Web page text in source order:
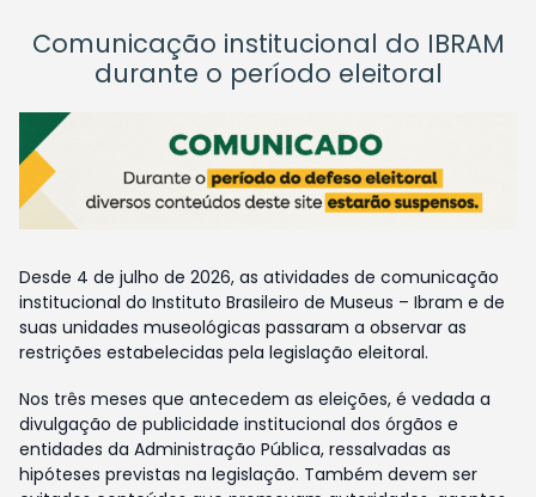
Comunicação institucional do IBRAM
durante o período eleitoral
Desde 4 de julho de 2026, as atividades de comunicação
institucional do Instituto Brasileiro de Museus – Ibram e de
suas unidades museológicas passaram a observar as
restrições estabelecidas pela legislação eleitoral.
Nos três meses que antecedem as eleições, é vedada a
divulgação de publicidade institucional dos órgãos e
entidades da Administração Pública, ressalvadas as
hipóteses previstas na legislação. Também devem ser